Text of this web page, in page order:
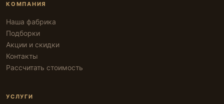
КОМПАНИЯ
Наша фабрика
Подборки
Акции и скидки
Контакты
Рассчитать стоимость
УСЛУГИ